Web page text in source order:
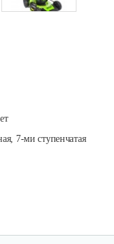
7-ми ступенчатая